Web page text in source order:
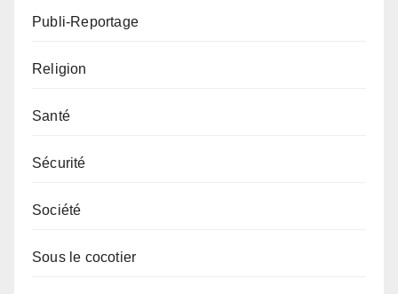
Publi-Reportage
Religion
Santé
Sécurité
Société
Sous le cocotier